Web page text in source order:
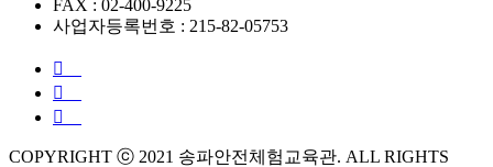
FAX : 02-400-9225
사업자등록번호 : 215-82-05753
COPYRIGHT ⓒ 2021 송파안전체험교육관. ALL RIGHTS